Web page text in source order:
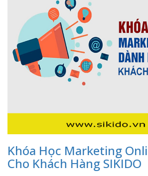
Khóa Học Marketing
Cho Khách Hàng SIKIDO